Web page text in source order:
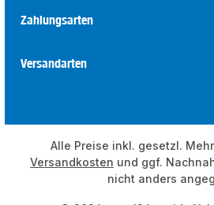
Zahlungsarten
Versandarten
Alle Preise inkl. gesetzl.
Versandkosten und ggf.
nicht anders